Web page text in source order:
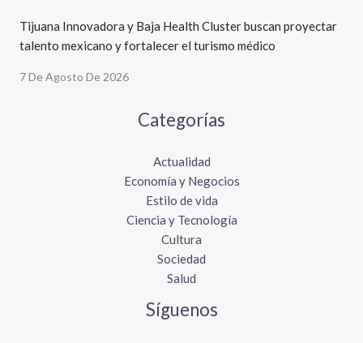
Tijuana Innovadora y Baja Health Cluster buscan proyectar
talento mexicano y fortalecer el turismo médico
7 De Agosto De 2026
Categorías
Actualidad
Economía y Negocios
Estilo de vida
Ciencia y Tecnología
Cultura
Sociedad
Salud
Síguenos